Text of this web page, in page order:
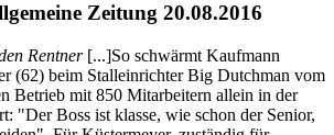
Zeitung 20.08.2016
Rentner[...]So schwärmt Kaufmann
(62) beim Stalleinrichter Big Dutchman vom
Betrieb mit 850 Mitarbeitern allein in der
"Der Boss ist klasse, wie schon der Senior,